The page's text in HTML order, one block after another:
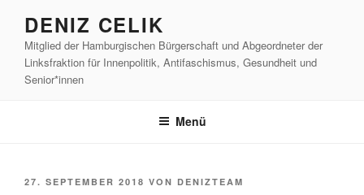
springen
DENIZ CELIK
Mitglied der Hamburgischen Bürgerschaft und Abgeordneter der
Linksfraktion für Innenpolitik, Antifaschismus, Gesundheit und
Senior*innen
Menü
VERÖFFENTLICHT
27. SEPTEMBER 2018 VON DENIZTEAM